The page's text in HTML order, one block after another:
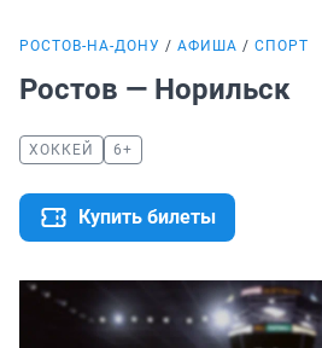
РОСТОВ-НА-ДОНУ АФИША СПОРТ
Ростов — Норильск
ХОККЕЙ 6+
Купить билеты